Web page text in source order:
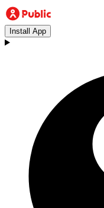
Install App